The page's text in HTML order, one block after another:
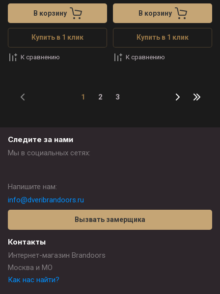
В корзину
Купить в 1 клик
К сравнению
В корзину
Купить в 1 клик
К сравнению
1 2 3
Контакты
Интернет-магазин Brandoors
Москва и МО
Как нас найти?
Следите за нами
Мы в социальных сетях:
Напишите нам:
info@dveribrandoors.ru
Вызвать замерщика